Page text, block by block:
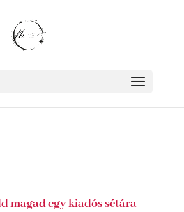
magad egy kiadós sétára